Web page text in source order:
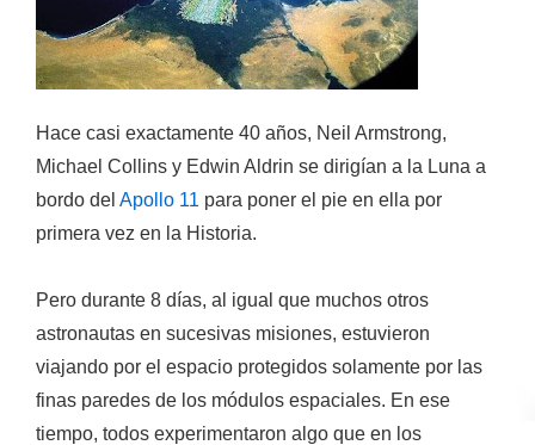
Hace casi exactamente 40 años, Neil Armstrong,
Michael Collins y Edwin Aldrin se dirigían a la Luna a
bordo del Apollo 11 para poner el pie en ella por
primera vez en la Historia.
Pero durante 8 días, al igual que muchos otros
astronautas en sucesivas misiones, estuvieron
viajando por el espacio protegidos solamente por las
finas paredes de los módulos espaciales. En ese
tiempo, todos experimentaron algo que en los